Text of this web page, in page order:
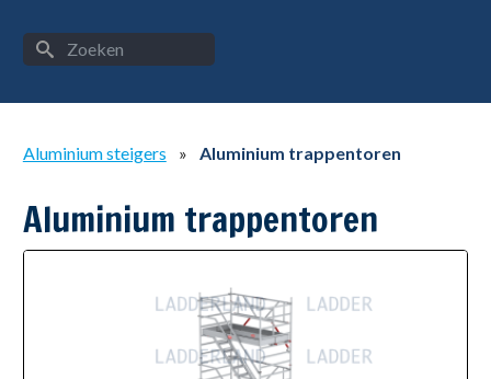
Aluminium steigers » Aluminium trappentoren
Aluminium trappentoren